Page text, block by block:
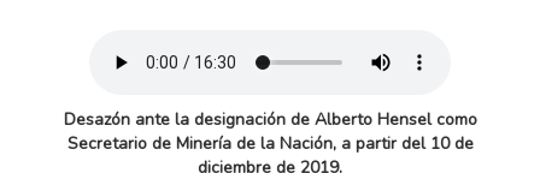
Desazón ante la designación de Alberto Hensel como
Secretario de Minería de la Nación, a partir del 10 de
diciembre de 2019.